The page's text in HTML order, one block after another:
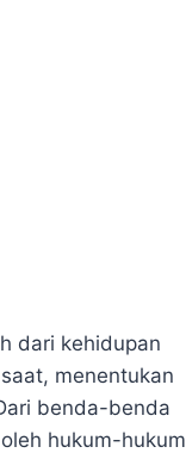
dari kehidupan
menentukan
benda-benda
hukum-hukum